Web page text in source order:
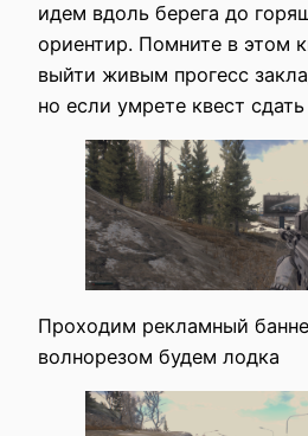
идем вдоль берега до
ориентир. Помните в этом
выйти живым прогесс
но если умрете квест
Проходим рекламный
волнорезом будем лодка